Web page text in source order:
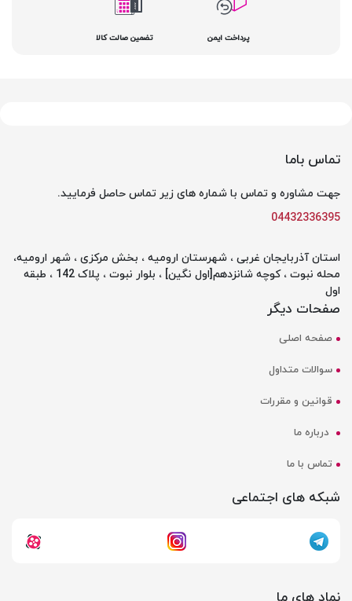
پرداخت ایمن تضمین صالت کالا
تماس باما
جهت مشاوره و تماس با شماره های زیر تماس حاصل فرمایید.
04432336395
استان آذربایجان غربی ، شهرستان ارومیه ، بخش مرکزی ، شهر ارومیه،
محله نبوت ، کوچه شانزدهم[اول نگین] ، بلوار نبوت ، پلاک 142 ، طبقه
اول
صفحات دیگر
صفحه اصلی
سوالات متداول
قوانین و مقررات
درباره ما
تماس با ما
شبکه های اجتماعی